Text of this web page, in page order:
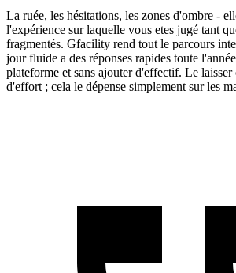
La ruée, les hésitations, les zones d'ombre -
l'expérience sur laquelle vous etes jugé tant
fragmentés. Gfacility rend tout le parcours
jour fluide a des réponses rapides toute
plateforme et sans ajouter d'effectif. Le laisser
d'effort ; cela le dépense simplement sur les